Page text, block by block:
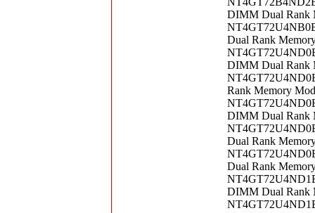
DIMM Dual Rank
Dual Rank
DIMM Dual Rank
Rank Memory
DIMM Dual Rank
Dual Rank
Dual Rank
DIMM Dual Rank